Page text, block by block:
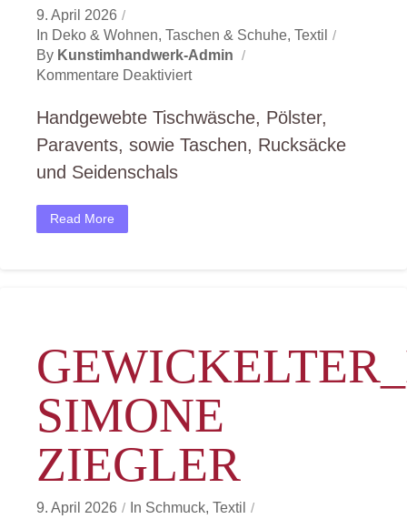
9. April 2026
In Deko & Wohnen, Taschen & Schuhe, Textil
By Kunstimhandwerk-Admin
Kommentare DeaktiviertFür
Textile
Unikate
A.
Handgewebte Tischwäsche, Pölster,
Paravents, sowie Taschen, Rucksäcke
und Seidenschals
Read More
SIMONE
ZIEGLER
9. April 2026 In Schmuck, Textil